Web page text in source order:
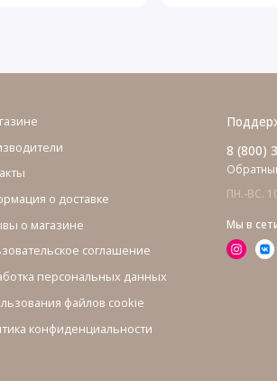
о доставке
о магазине
соглашение
персональных данных
файлов cookie
конфиденциальности
8 (800)
ПН.-ВС.
Мы в